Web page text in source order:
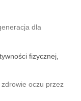
dla
fizycznej,
oczu przez